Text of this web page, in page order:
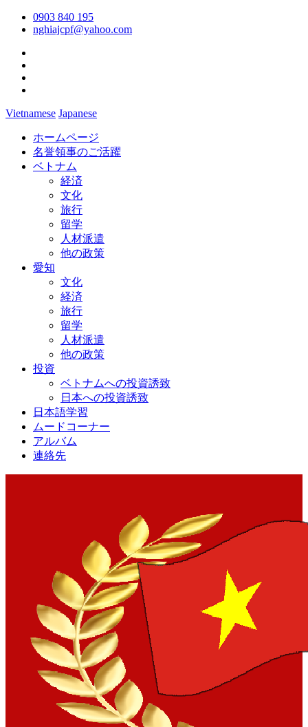
0903 840 195
nghiajcpf@yahoo.com
Vietnamese Japanese
ホームページ
名誉領事のご活躍
ベトナム
経済
文化
旅行
留学
人材派遣
他の政策
愛知
文化
経済
旅行
留学
人材派遣
他の政策
投資
ベトナムへの投資誘致
日本への投資誘致
日本語学習
ムードコーナー
アルバム
連絡先